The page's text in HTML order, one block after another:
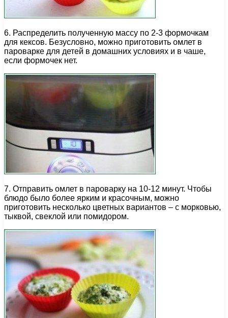
6. Распределить полученную массу по 2-3 формочкам
для кексов. Безусловно, можно приготовить омлет в
пароварке для детей в домашних условиях и в чаше,
если формочек нет.
7. Отправить омлет в пароварку на 10-12 минут. Чтобы
блюдо было более ярким и красочным, можно
приготовить несколько цветных вариантов – с морковью,
тыквой, свеклой или помидором.